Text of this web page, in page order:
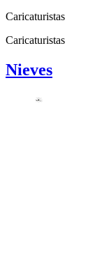
Caricaturistas
Caricaturistas
Nieves